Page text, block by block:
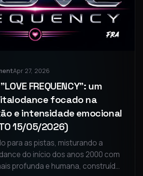
Apr 27, 2026
FREQUENCY": um
focado na
e intensidade emocional
15/05/2026)
para as pistas, misturando a
do início dos anos 2000 com
profunda e humana, construída